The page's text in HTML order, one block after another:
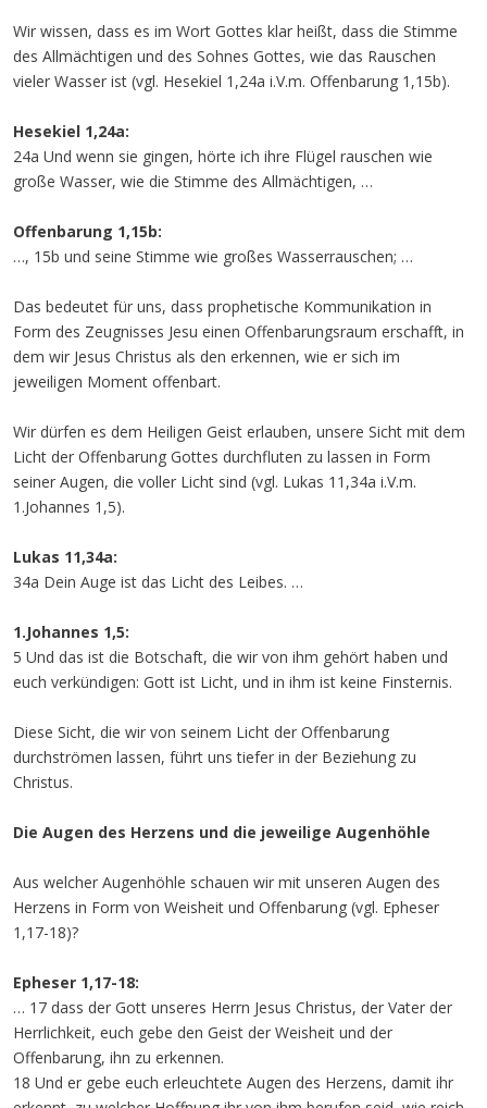
Wir wissen, dass es im Wort Gottes klar heißt, dass die Stimme
des Allmächtigen und des Sohnes Gottes, wie das Rauschen
vieler Wasser ist (vgl. Hesekiel 1,24a i.V.m. Offenbarung 1,15b).
Hesekiel 1,24a:
24a Und wenn sie gingen, hörte ich ihre Flügel rauschen wie
große Wasser, wie die Stimme des Allmächtigen, …
Offenbarung 1,15b:
…, 15b und seine Stimme wie großes Wasserrauschen; …
Das bedeutet für uns, dass prophetische Kommunikation in
Form des Zeugnisses Jesu einen Offenbarungsraum erschafft, in
dem wir Jesus Christus als den erkennen, wie er sich im
jeweiligen Moment offenbart.
Wir dürfen es dem Heiligen Geist erlauben, unsere Sicht mit dem
Licht der Offenbarung Gottes durchfluten zu lassen in Form
seiner Augen, die voller Licht sind (vgl. Lukas 11,34a i.V.m.
1.Johannes 1,5).
Lukas 11,34a:
34a Dein Auge ist das Licht des Leibes. …
1.Johannes 1,5:
5 Und das ist die Botschaft, die wir von ihm gehört haben und
euch verkündigen: Gott ist Licht, und in ihm ist keine Finsternis.
Diese Sicht, die wir von seinem Licht der Offenbarung
durchströmen lassen, führt uns tiefer in der Beziehung zu
Christus.
Die Augen des Herzens und die jeweilige Augenhöhle
Aus welcher Augenhöhle schauen wir mit unseren Augen des
Herzens in Form von Weisheit und Offenbarung (vgl. Epheser
1,17-18)?
Epheser 1,17-18:
… 17 dass der Gott unseres Herrn Jesus Christus, der Vater der
Herrlichkeit, euch gebe den Geist der Weisheit und der
Offenbarung, ihn zu erkennen.
18 Und er gebe euch erleuchtete Augen des Herzens, damit ihr